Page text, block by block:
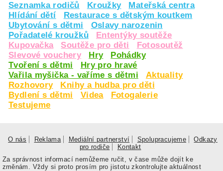
Seznamka rodičů Kroužky
Mateřská centra
Hlídání dětí
Restaurace s dětským koutkem
Ubytování s dětmi
Oslavy narozenin
Pořadatelé kroužků
Ententýky soutěže
Kupovačka
Soutěže pro děti
Fotosoutěž
Slevové vouchery
Hry
Pohádky
Tvoření s dětmi
Hry pro hravé
Vařila myšička - vaříme s dětmi
Aktuality
Rozhovory
Knihy a hudba pro děti
Bydlení s dětmi
Videa
Fotogalerie
Testujeme
O nás Reklama Mediální partnerství Spolupracujeme
Odkazy
pro rodiče
Kontakt
Za správnost informací nemůžeme ručit, v čase může dojít ke
změnám. Vždy si proto prosím pro jistotu zkontrolujte aktuálnost